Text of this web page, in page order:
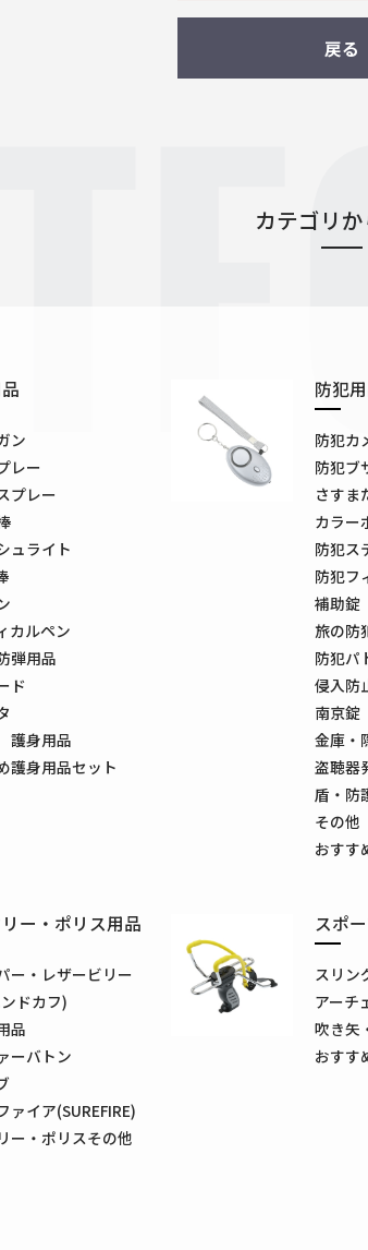
戻る
カテゴリ
ン
レー
プレー
ュライト
カルペン
弾用品
ド
護身用品
護身用品セット
防犯
防犯カ
防犯ブ
さすま
カラー
防犯ス
防犯フ
補助錠
旅の防
防犯パ
侵入防
南京錠
金庫・
盗聴器
盾・防
その
おすす
ー・ポリス用品
ー・レザービリー
ドカフ)
品
ーバトン
ァイア(SUREFIRE)
ー・ポリスその他
スポ
スリン
アーチ
吹き矢
おすす